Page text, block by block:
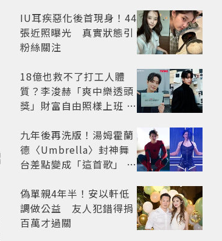
老闆
IU耳疾惡化後首現身！44
張近照曝光 真實狀態引
粉絲關注
18億也救不了打工人體
質？李浚赫「爽中樂透頭
獎」財富自由照樣上班 西
九年後再洗版！湯姆霍蘭
德〈Umbrella〉封神舞
台差點變成「這首歌」 造
開
偽單親4年半！安以軒低
調做公益 友人犯錯得捐
百萬才過關